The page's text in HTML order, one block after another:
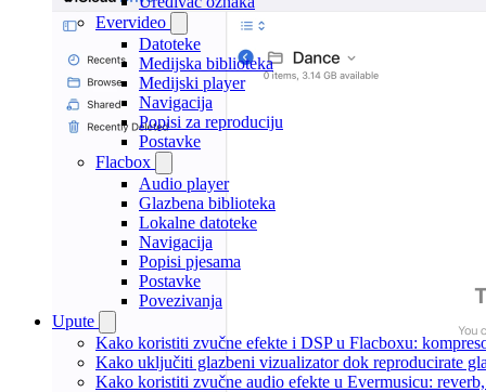
Evervideo
Datoteke
Medijska biblioteka
Medijski player
Navigacija
Popisi za reproduciju
Postavke
Flacbox
Audio player
Glazbena biblioteka
Lokalne datoteke
Navigacija
Popisi pjesama
Postavke
Povezivanja
Upute
Kako koristiti zvučne efekte i DSP u Flacboxu:
Kako uključiti glazbeni vizualizator dok reproducirate
Kako koristiti zvučne audio efekte u Evermusicu: